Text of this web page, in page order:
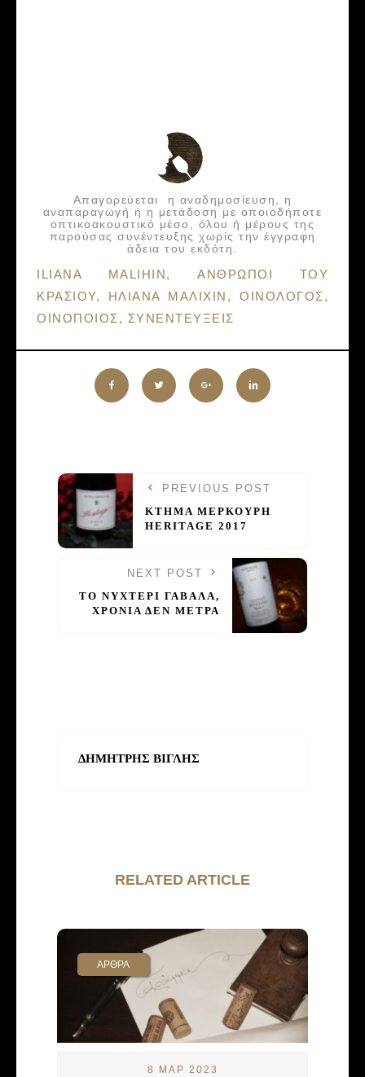
Απαγορεύεται η αναδημοσίευση, η
αναπαραγωγή ή η μετάδοση με οποιοδήποτε
οπτικοακουστικό μέσο, όλου ή μέρους της
παρούσας συνέντευξης χωρίς την έγγραφη
άδεια του εκδότη.
Tags:
ILIANA MALIHIN, ΑΝΘΡΩΠΟΙ ΤΟΥ
ΚΡΑΣΙΟΥ, ΗΛΙΑΝΑ ΜΑΛΙΧΙΝ ,ΟΙΝΟΛΟΓΟΣ,
ΟΙΝΟΠΟΙΟΣ, ΣΥΝΕΝΤΕΥΞΕΙΣ
PREVIOUS POST
ΚΤΗΜΑ ΜΕΡΚΟΥΡΗ
HERITAGE 2017
NEXT POST
ΤΟ ΝΥΧΤΕΡΙ ΓΑΒΑΛΑ,
ΧΡΟΝΙΑ ΔΕΝ ΜΕΤΡΑ
ΔΗΜΗΤΡΗΣ ΒΙΓΛΗΣ
RELATED ARTICLE
ΑΡΘΡΑ
8 ΜΑΡ 2023